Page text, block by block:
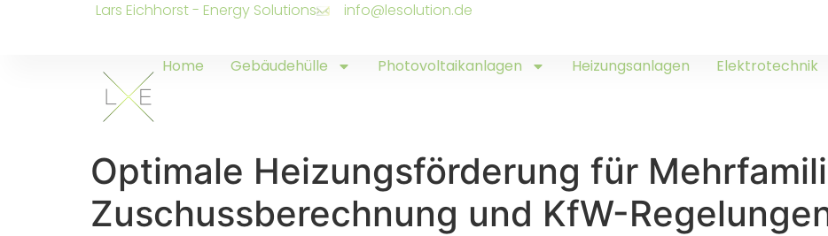
Lars Eichhorst - Energy Solutions info@lesolution.de
Home Gebäudehülle Photovoltaikanlagen Heizungsanlagen Elektrotechnik
Optimale Heizungsförderung für
Zuschussberechnung und KfW-